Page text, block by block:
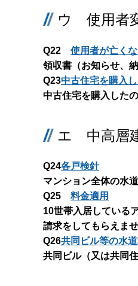
ウ 使用者
Q22 使用者が亡く
領収書（お知らせ、
Q23中古住宅を購入
中古住宅を購入した
エ 中高層
Q24各戸検針
マンション全体の水
Q25 料金適用
10世帯入居している
請求をしてもらえませ
Q26共同ビル等の水
共同ビル（又は共同